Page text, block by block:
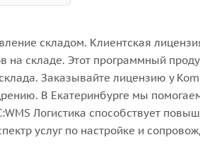
складом. Клиентская
на складе. Этот программный
Заказывайте лицензию у
В Екатеринбурге мы
Логистика способствует
услуг по настройке и